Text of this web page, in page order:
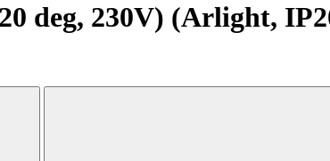
deg, 230V) (Arlight,